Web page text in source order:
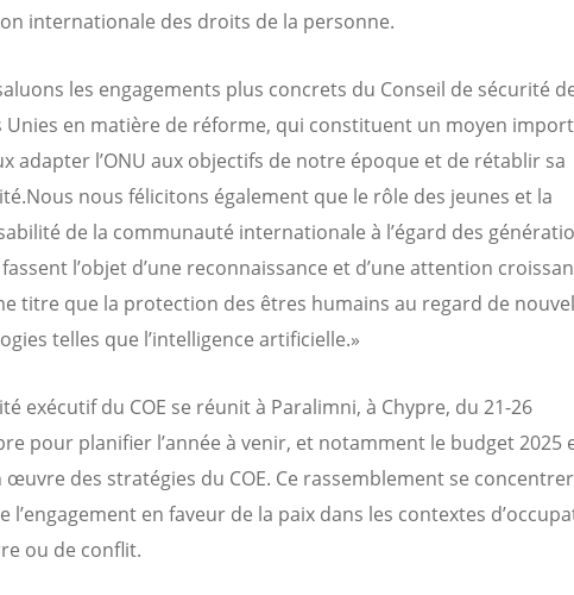
internationale des droits de la personne.
les engagements plus concrets du Conseil de sécurité
Unies en matière de réforme, qui constituent un moyen
adapter l’ONU aux objectifs de notre époque et de rétablir sa
Nous nous félicitons également que le rôle des jeunes et la
de la communauté internationale à l’égard des
l’objet d’une reconnaissance et d’une attention
titre que la protection des êtres humains au regard de
telles que l’intelligence artificielle.»
exécutif du COE se réunit à Paralimni, à Chypre, du 21-26
pour planifier l’année à venir, et notamment le budget 2025
œuvre des stratégies du COE. Ce rassemblement se
l’engagement en faveur de la paix dans les contextes
ou de conflit.